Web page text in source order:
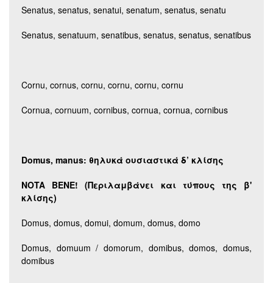
Senatus, senatus, senatui, senatum, senatus, senatu
Senatus, senatuum, senatibus, senatus, senatus, senatibus
Cornu, cornus, cornu, cornu, cornu, cornu
Cornua, cornuum, cornibus, cornua, cornua, cornibus
Domus, manus: θηλυκά ουσιαστικά δ’ κλίσης
NOTA BENE! (Περιλαμβάνει και τύπους της β'
κλίσης)
Domus, domus, domui, domum, domus, domo
Domus, domuum / domorum, domibus, domos, domus,
domibus